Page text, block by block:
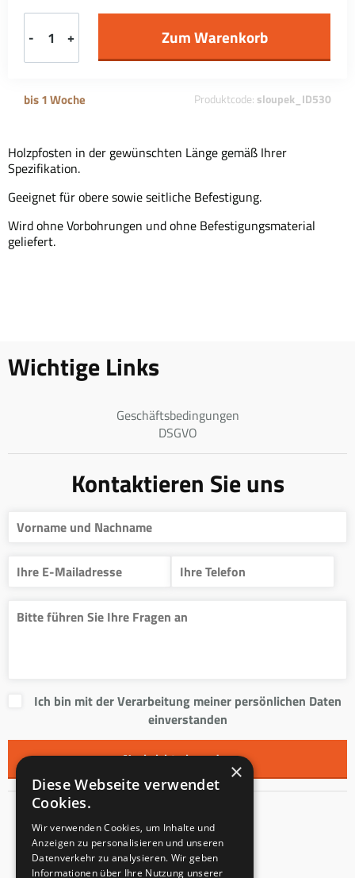
- +
bis 1 Woche Produktcode: sloupek_ID530
Holzpfosten in der gewünschten Länge gemäß Ihrer
Spezifikation.
Geeignet für obere sowie seitliche Befestigung.
Wird ohne Vorbohrungen und ohne Befestigungsmaterial
geliefert.
Wichtige Links
Geschäftsbedingungen
DSGVO
Kontaktieren Sie uns
Ich bin mit der Verarbeitung meiner persönlichen Daten
einverstanden
Kontakt
Innentreppen s.r.o.
×
Diese Webseite verwendet
Cookies.
Wir verwenden Cookies, um Inhalte und
Anzeigen zu personalisieren und unseren
Datenverkehr zu analysieren. Wir geben
Informationen über Ihre Nutzung unserer